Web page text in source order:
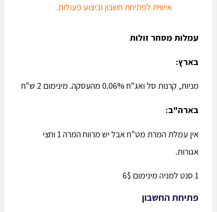
אישית לפתיחת חשבון וביצוע פעולות.
עמלות מסחר זולות
בארץ:
מניות,קרנות סל ואג"ח 0.06% מהעסקה. מינימום 2 ש"ח
בארה"ב:
אין עמלת המרת מט"ח אבל יש מרווח המרה 1 וחצי
אגורות.
פתיחת החשבון